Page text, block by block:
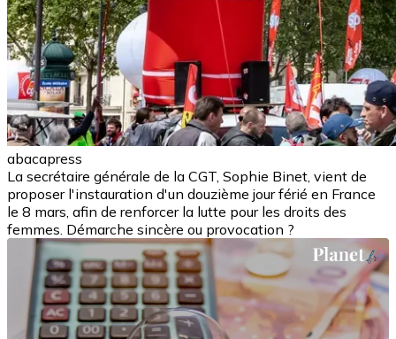
abacapress
La secrétaire générale de la CGT, Sophie Binet, vient de
proposer l'instauration d'un douzième jour férié en France
le 8 mars, afin de renforcer la lutte pour les droits des
femmes. Démarche sincère ou provocation ?